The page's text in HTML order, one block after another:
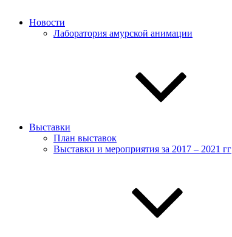
Новости
Лаборатория амурской анимации
Выставки
План выставок
Выставки и мероприятия за 2017 – 2021 гг